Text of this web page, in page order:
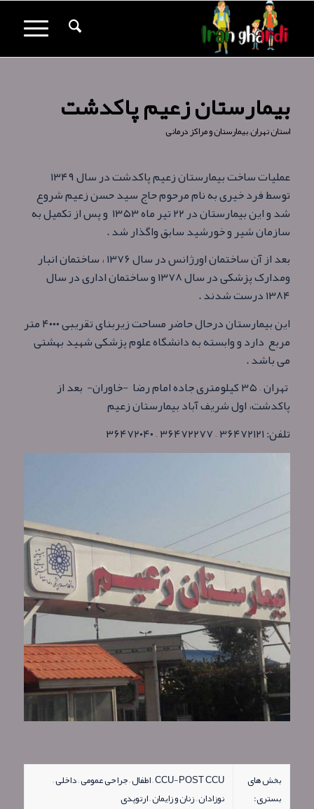
بیمارستان زعیم پاکدشت
استان تهران,بیمارستان و مراکز درمانی
توسط فرد خيری به نام مرحوم حاج سيد حسن زعيم شروع
شد و این بیمارستان در ۲۲ تیر ماه ۱۳۵۳ و پس از تکمیل به
سازمان شير و خورشيد سابق واگذار شد .
بعد از آن ساختمان اورژانس در سال ۱۳۷۶ ، ساختمان انبار
ومدارک پزشكی در سال ۱۳۷۸ و ساختمان اداری در سال
۱۳۸۴ درست شدند .
اين بيمارستان درحال حاضر مساحت زيربنای تقريبی ۴۰۰۰ متر
مربع دارد و وابسته به دانشگاه علوم پزشكی شهيد بهشتی
می باشد .
تهران – ۳۵ کیلومتری جاده امام رضا -خاوران- بعد از
پاکدشت، اول شریف آباد بیمارستان زعیم
تلفن: ۳۶۴۷۲۱۲۱ – ۳۶۴۷۲۲۷۷ – ۳۶۴۷۲۰۴۰
بخش های
بستری:
CCU-POST CCU – اطفال – جراحی عمومی – داخلی –
نوزادان – زنان و زايمان – ارتوپدی